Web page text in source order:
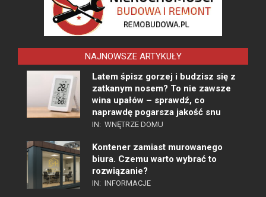
NAJNOWSZE ARTYKUŁY
Latem śpisz gorzej i budzisz się z
zatkanym nosem? To nie zawsze
wina upałów – sprawdź, co
naprawdę pogarsza jakość snu
IN: WNĘTRZE DOMU
Kontener zamiast murowanego
biura. Czemu warto wybrać to
rozwiązanie?
IN: INFORMACJE